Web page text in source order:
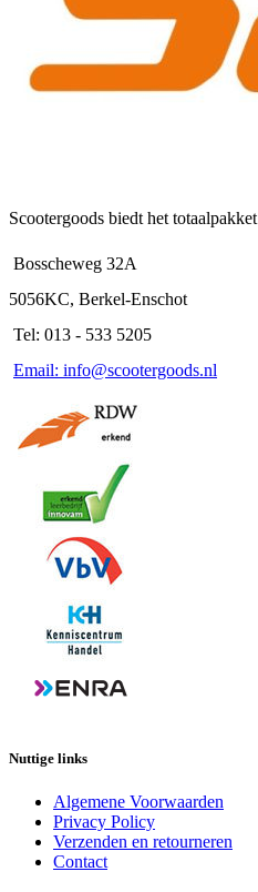
Scootergoods biedt het totaalpakket
Bosscheweg 32A
5056KC, Berkel-Enschot
Tel: 013 - 533 5205
Email: info@scootergoods.nl
Nuttige links
Algemene Voorwaarden
Privacy Policy
Verzenden en retourneren
Contact